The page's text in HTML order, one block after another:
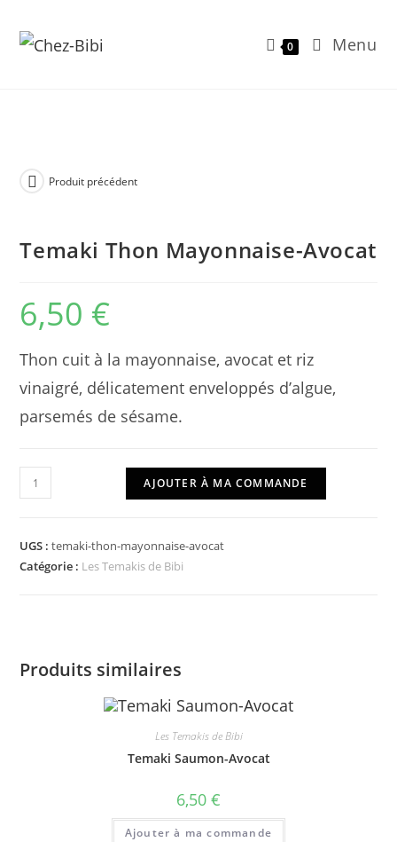
content
0 Menu
Produit précédent
Temaki Thon Mayonnaise-Avocat
6,50 €
Thon cuit à la mayonnaise, avocat et riz
vinaigré, délicatement enveloppés d’algue,
parsemés de sésame.
quantité
de
Thon
Mayonnaise-
AJOUTER À MA COMMANDE
UGS :temaki-thon-mayonnaise-avocat
Catégorie : Les Temakis de Bibi
Produits similaires
Les Temakis de Bibi
Temaki Saumon-Avocat
6,50 €
Ajouter à ma commande